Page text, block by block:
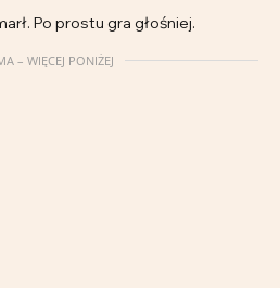
Po prostu gra głośniej.
– WIĘCEJ PONIŻEJ